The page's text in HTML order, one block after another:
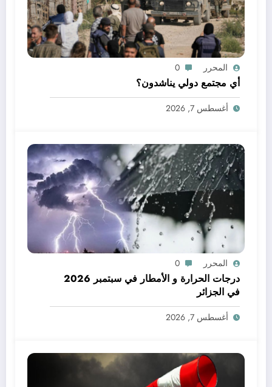
المحرر 0
أي مجتمع دولي يناشدون؟
أغسطس 7, 2026
المحرر 0
درجات الحرارة و الأمطار في سبتمبر 2026
في الجزائر
أغسطس 7, 2026